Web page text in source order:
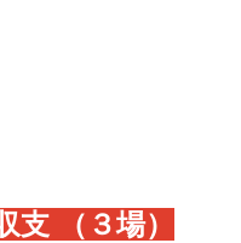
支 （３場）